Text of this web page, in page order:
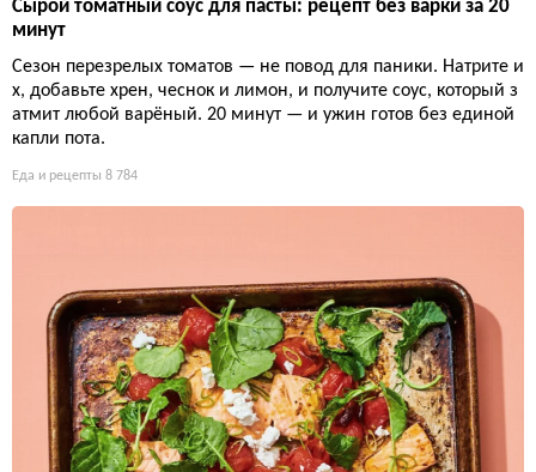
Сырой томатный соус для пасты: рецепт без варки за 20
минут
Сезон перезрелых томатов — не повод для паники. Натрите и
х, добавьте хрен, чеснок и лимон, и получите соус, который з
атмит любой варёный. 20 минут — и ужин готов без единой
капли пота.
Еда и рецепты 8 784